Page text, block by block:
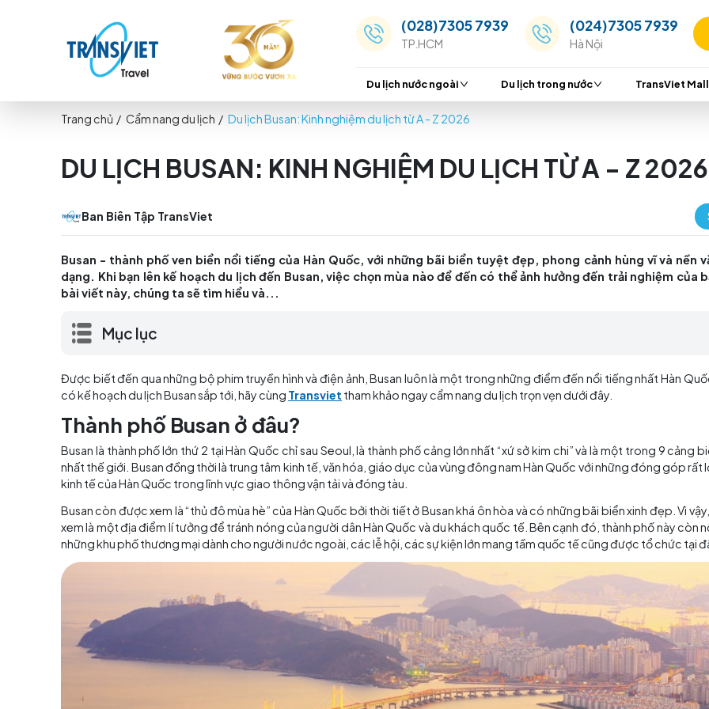
(028)7305 7939
Hà Nội
Du lịch nước ngoài Du lịch trong nước
DU LỊCH BUSAN: KINH NGHIỆM DU LỊCH TỪ
Ban Biên Tập TransViet
Busan - thành phố ven biển nổi tiếng của Hàn Quốc, với những bãi biển tuyệt đẹp, phong
dạng. Khi bạn lên kế hoạch du lịch đến Busan, việc chọn mùa nào để đến có thể ảnh hưởng
bài viết này, chúng ta sẽ tìm hiểu và...
Mục lục
Được biết đến qua những bộ phim truyền hình và điện ảnh, Busan luôn là một trong những điểm đến nổi
có kế hoạch du lịch Busan sắp tới, hãy cùngTransviettham khảo ngay cẩm nang du lịch trọn vẹn dưới
Thành phố Busan ở đâu?
Busan là thành phố lớn thứ 2 tại Hàn Quốc chỉ sau Seoul, là thành phố cảng lớn nhất “xứ sở kim chi” và
nhất thế giới. Busan đồng thời là trung tâm kinh tế, văn hóa, giáo dục của vùng đông nam Hàn Quốc với
kinh tế của Hàn Quốc trong lĩnh vực giao thông vận tải và đóng tàu.
Busan còn được xem là “thủ đô mùa hè” của Hàn Quốc bởi thời tiết ở Busan khá ôn hòa và có những
xem là một địa điểm lí tưởng để tránh nóng của người dân Hàn Quốc và du khách quốc tế. Bên cạnh
những khu phố thương mại dành cho người nước ngoài, các lễ hội, các sự kiện lớn mang tầm quốc tế